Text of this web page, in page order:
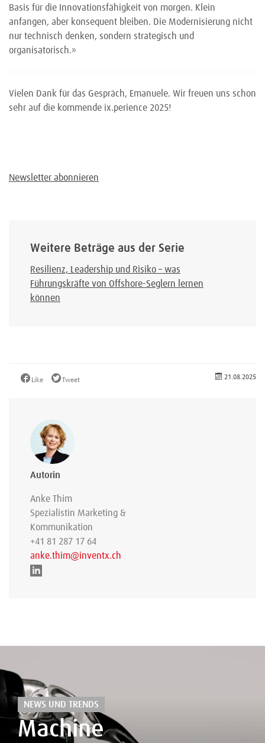
Basis für die Innovationsfähigkeit von morgen. Klein
anfangen, aber konsequent bleiben. Die Modernisierung nicht
nur technisch denken, sondern strategisch und
organisatorisch.»
Vielen Dank für das Gespräch, Emanuele. Wir freuen uns schon
sehr auf die kommende ix.perience 2025!
Newsletter abonnieren
Weitere Beträge aus der Serie
Resilienz, Leadership und Risiko – was
Führungskräfte von Offshore-Seglern lernen
können
Like Tweet 21.08.2025
Autorin
Anke Thim
Spezialistin Marketing &
Kommunikation
+41 81 287 17 64
anke.thim@inventx.ch
NEWS UND TRENDS
Machine